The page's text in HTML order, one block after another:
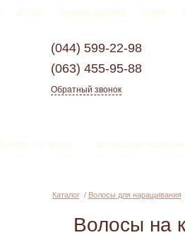
Услуги Доставка и оплата Статьи
(044) 599-22-98
(063) 455-95-88
Обратный звонок
Волосы на трессе Волосы для
Каталог/ Волосы для наращивания
Волосы на